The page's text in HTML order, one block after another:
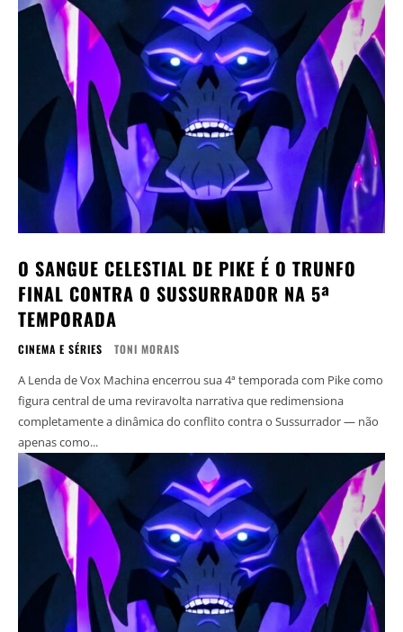
O SANGUE CELESTIAL DE PIKE É O TRUNFO
FINAL CONTRA O SUSSURRADOR NA 5ª
TEMPORADA
CINEMA E SÉRIES TONI MORAIS
A Lenda de Vox Machina encerrou sua 4ª temporada com Pike como
figura central de uma reviravolta narrativa que redimensiona
completamente a dinâmica do conflito contra o Sussurrador — não
apenas como...